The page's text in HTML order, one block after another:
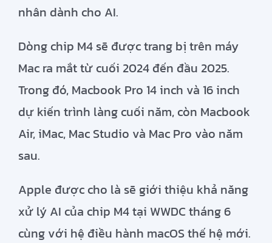
nhân dành cho AI.
Dòng chip M4 sẽ được trang bị trên máy
Mac ra mắt từ cuối 2024 đến đầu 2025.
Trong đó, Macbook Pro 14 inch và 16 inch
dự kiến trình làng cuối năm, còn Macbook
Air, iMac, Mac Studio và Mac Pro vào năm
sau.
Apple được cho là sẽ giới thiệu khả năng
xử lý AI của chip M4 tại WWDC tháng 6
cùng với hệ điều hành macOS thế hệ mới.